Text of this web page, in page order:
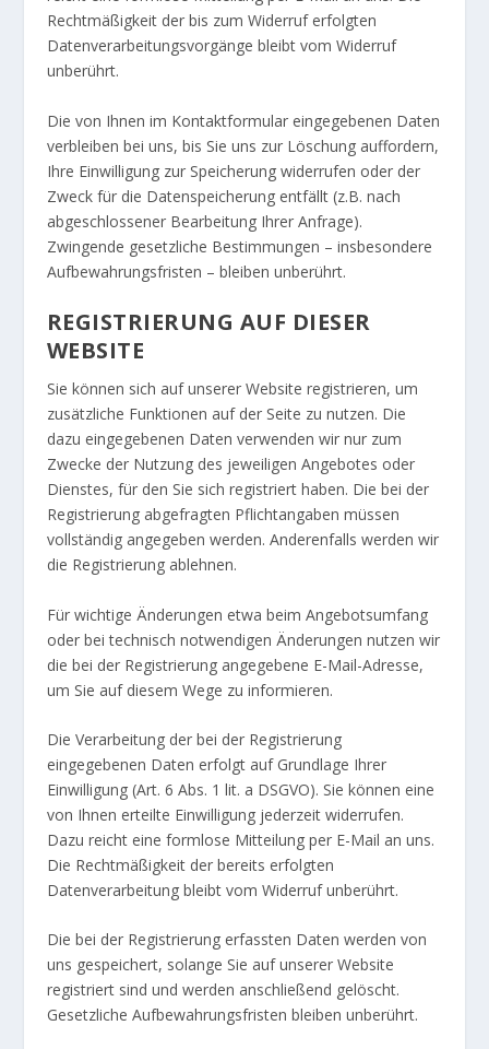
Rechtmäßigkeit der bis zum Widerruf erfolgten
Datenverarbeitungsvorgänge bleibt vom Widerruf
unberührt.
Die von Ihnen im Kontaktformular eingegebenen Daten
verbleiben bei uns, bis Sie uns zur Löschung auffordern,
Ihre Einwilligung zur Speicherung widerrufen oder der
Zweck für die Datenspeicherung entfällt (z.B. nach
abgeschlossener Bearbeitung Ihrer Anfrage).
Zwingende gesetzliche Bestimmungen – insbesondere
Aufbewahrungsfristen – bleiben unberührt.
REGISTRIERUNG AUF DIESER
WEBSITE
Sie können sich auf unserer Website registrieren, um
zusätzliche Funktionen auf der Seite zu nutzen. Die
dazu eingegebenen Daten verwenden wir nur zum
Zwecke der Nutzung des jeweiligen Angebotes oder
Dienstes, für den Sie sich registriert haben. Die bei der
Registrierung abgefragten Pflichtangaben müssen
vollständig angegeben werden. Anderenfalls werden wir
die Registrierung ablehnen.
Für wichtige Änderungen etwa beim Angebotsumfang
oder bei technisch notwendigen Änderungen nutzen wir
die bei der Registrierung angegebene E-Mail-Adresse,
um Sie auf diesem Wege zu informieren.
Die Verarbeitung der bei der Registrierung
eingegebenen Daten erfolgt auf Grundlage Ihrer
Einwilligung (Art. 6 Abs. 1 lit. a DSGVO). Sie können eine
von Ihnen erteilte Einwilligung jederzeit widerrufen.
Dazu reicht eine formlose Mitteilung per E-Mail an uns.
Die Rechtmäßigkeit der bereits erfolgten
Datenverarbeitung bleibt vom Widerruf unberührt.
Die bei der Registrierung erfassten Daten werden von
uns gespeichert, solange Sie auf unserer Website
registriert sind und werden anschließend gelöscht.
Gesetzliche Aufbewahrungsfristen bleiben unberührt.